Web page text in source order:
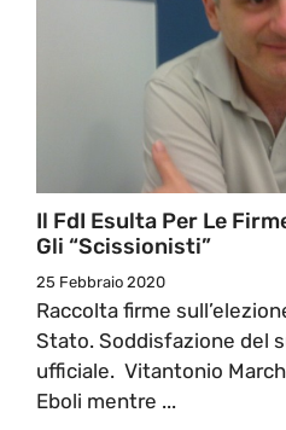
Il FdI Esulta Per Le
Gli “scissionisti”
25 Febbraio 2020
Raccolta firme
Stato. Soddisfazione del
ufficiale. Vitantonio
Eboli mentre ...